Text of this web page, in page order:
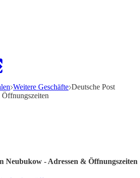
Weitere Geschäfte Deutsche Post
Neubukow - Adressen & Öffnungszeiten